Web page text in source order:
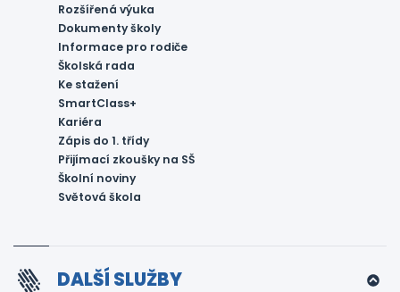
Rozšířená výuka
Dokumenty školy
Informace pro rodiče
Školská rada
Ke stažení
SmartClass+
Kariéra
Zápis do 1. třídy
Přijímací zkoušky na SŠ
Školní noviny
Světová škola
DALŠÍ SLUŽBY